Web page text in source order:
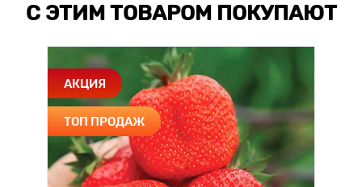
С ЭТИМ ТОВАРОМ ПОКУПАЮТ
АКЦИЯ
ТОП ПРОДАЖ